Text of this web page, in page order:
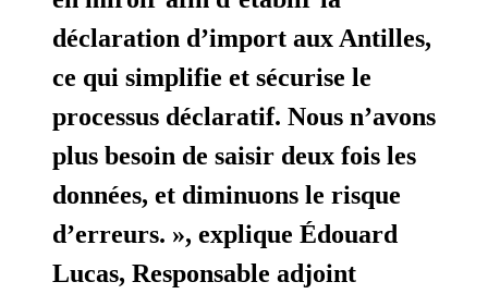
déclaration d’import aux Antilles,
ce qui simplifie et sécurise le
processus déclaratif. Nous n’avons
plus besoin de saisir deux fois les
données, et diminuons le risque
d’erreurs. », explique Édouard
Lucas, Responsable adjoint